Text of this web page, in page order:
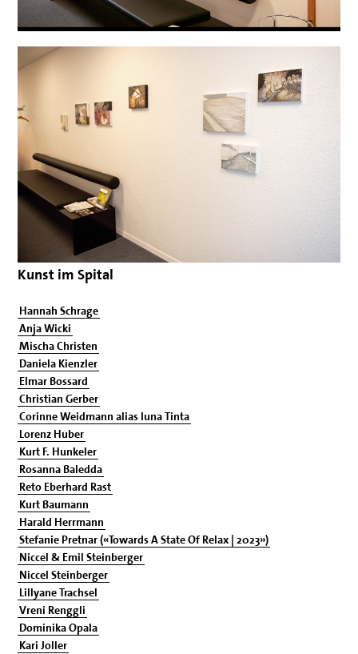
Kunst im Spital
Hannah Schrage
Anja Wicki
Mischa Christen
Daniela Kienzler
Elmar Bossard
Christian Gerber
Corinne Weidmann alias Iuna Tinta
Lorenz Huber
Kurt F. Hunkeler
Rosanna Baledda
Reto Eberhard Rast
Kurt Baumann
Harald Herrmann
Stefanie Pretnar («Towards A State Of Relax | 2023»)
Niccel & Emil Steinberger
Niccel Steinberger
Lillyane Trachsel
Vreni Renggli
Dominika Opala
Kari Joller